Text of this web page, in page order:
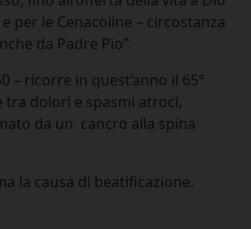
per le Cenacoline – circostanza
da Padre Pio”.
– ricorre in quest’anno il 65°
tra dolori e spasmi atroci,
da un cancro alla spina
la causa di beatificazione.